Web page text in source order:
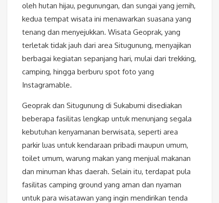
oleh hutan hijau, pegunungan, dan sungai yang jernih,
kedua tempat wisata ini menawarkan suasana yang
tenang dan menyejukkan. Wisata Geoprak, yang
terletak tidak jauh dari area Situgunung, menyajikan
berbagai kegiatan sepanjang hari, mulai dari trekking,
camping, hingga berburu spot foto yang
Instagramable.
Geoprak dan Situgunung di Sukabumi disediakan
beberapa fasilitas lengkap untuk menunjang segala
kebutuhan kenyamanan berwisata, seperti area
parkir luas untuk kendaraan pribadi maupun umum,
toilet umum, warung makan yang menjual makanan
dan minuman khas daerah. Selain itu, terdapat pula
fasilitas camping ground yang aman dan nyaman
untuk para wisatawan yang ingin mendirikan tenda